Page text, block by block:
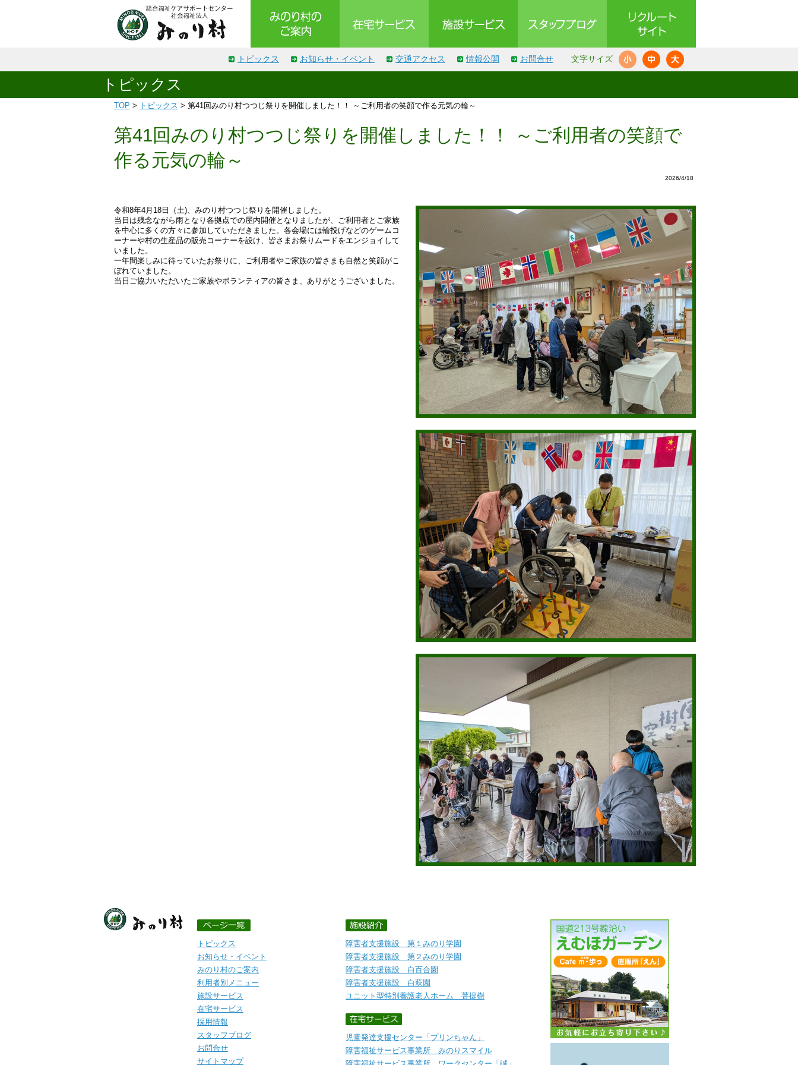
お問合せ
情報公開
交通アクセス
お知らせ・イベント
トピックス 文字サイズ
トピックス
TOP > トピックス > 第41回みのり村つつじ祭りを開催しました！！ ～ご利用者の笑顔で作る元気の輪～
第41回みのり村つつじ祭りを開催しました！！ ～ご利用者の笑顔で
作る元気の輪～
2026/4/18
令和8年4月18日（土)、みのり村つつじ祭りを開催しました。
当日は残念ながら雨となり各拠点での屋内開催となりましたが、ご利用者とご家族
を中心に多くの方々に参加していただきました。各会場には輪投げなどのゲームコ
ーナーや村の生産品の販売コーナーを設け、皆さまお祭りムードをエンジョイして
いました。
一年間楽しみに待っていたお祭りに、ご利用者やご家族の皆さまも自然と笑顔がこ
ぼれていました。
当日ご協力いただいたご家族やボランティアの皆さま、ありがとうございました。
トピックス
お知らせ・イベント
みのり村のご案内
利用者別メニュー
施設サービス
在宅サービス
採用情報
スタッフブログ
お問合せ
サイトマップ
障害者支援施設 第１みのり学園
障害者支援施設 第２みのり学園
障害者支援施設 白百合園
障害者支援施設 白萩園
ユニット型特別養護老人ホーム 菩提樹
児童発達支援センター「プリンちゃん」
障害福祉サービス事業所 みのりスマイル